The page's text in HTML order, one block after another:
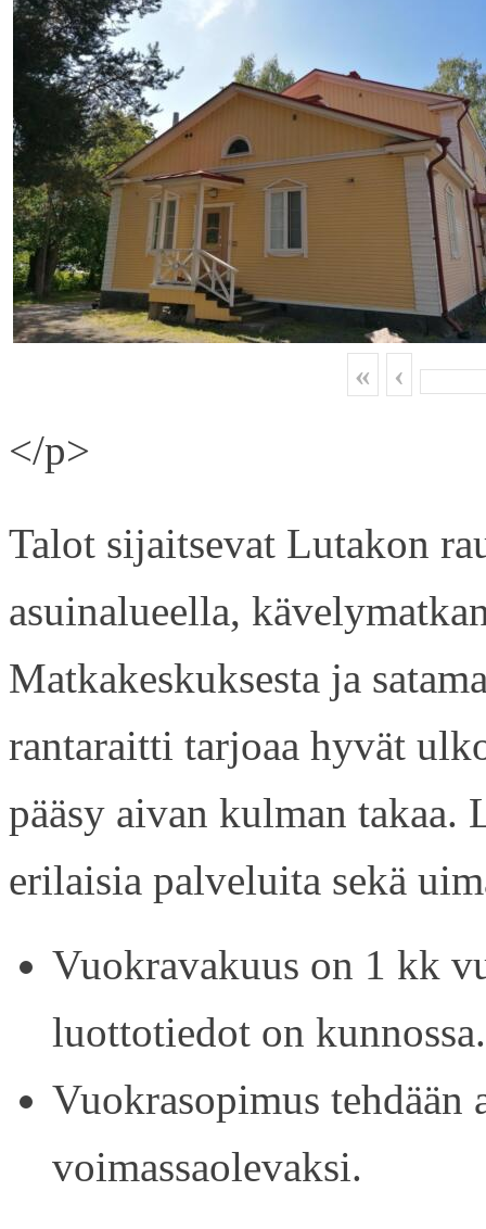
« ‹
</p>
Talot sijaitsevat Lutakon
asuinalueella,
Matkakeskuksesta ja
rantaraitti tarjoaa hyvät
pääsy aivan kulman
erilaisia palveluita sekä
Vuokravakuus on 1 kk
luottotiedot on kunnossa.
Vuokrasopimus tehdään
voimassaolevaksi.